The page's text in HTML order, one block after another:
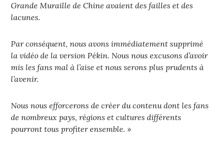
Grande Muraille de Chine avaient des failles et des
lacunes.
Par conséquent, nous avons immédiatement supprimé
la vidéo de la version Pékin. Nous nous excusons d’avoir
mis les fans mal à l’aise et nous serons plus prudents à
l’avenir.
Nous nous efforcerons de créer du contenu dont les fans
de nombreux pays, régions et cultures différents
pourront tous profiter ensemble. »